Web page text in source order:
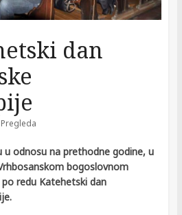
dan
odnosu na prethodne godine, u
bogoslovnom
redu Katehetski dan